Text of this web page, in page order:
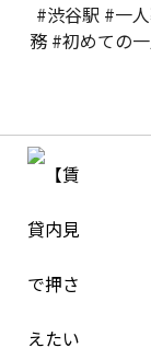
#渋谷駅 #一
務 #初めての